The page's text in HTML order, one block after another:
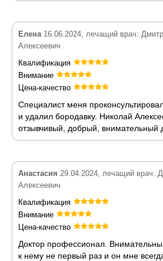
Елена16.06.2024, лечащий врач:
Алексеевич
Квалификация
Внимание
Цена-качество
Специалист меня
и удалил бородавку. Николай
отзывчивый, добрый, внимательный
Анастасия 29.04.2024, лечащий врач:
Алексеевич
Квалификация
Внимание
Цена-качество
Доктор профессионал.
к нему не первый раз и он мне